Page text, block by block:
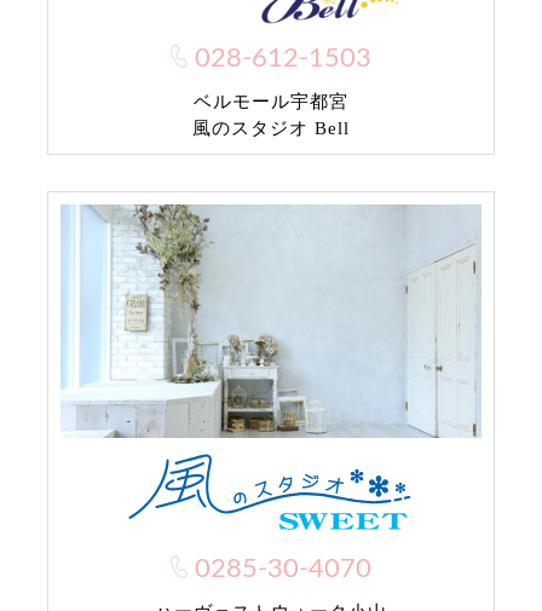
028-612-1503
ベルモール宇都宮
風のスタジオ Bell
0285-30-4070